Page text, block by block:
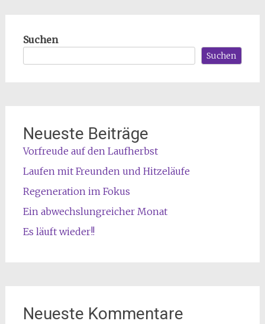
Suchen
Suchen
Neueste Beiträge
Vorfreude auf den Laufherbst
Laufen mit Freunden und Hitzeläufe
Regeneration im Fokus
Ein abwechslungreicher Monat
Es läuft wieder!!
Neueste Kommentare